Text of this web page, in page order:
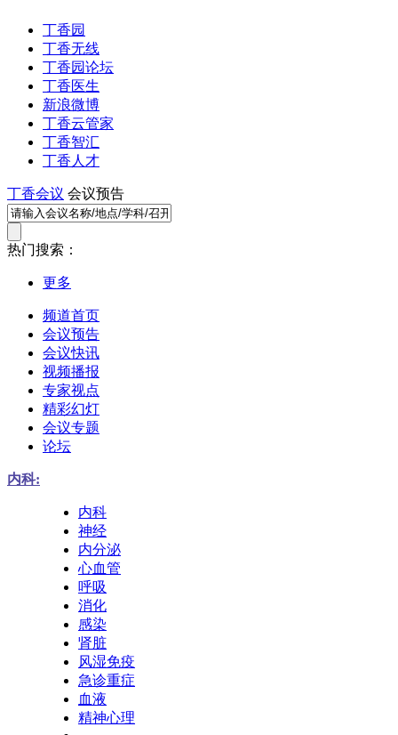
丁香园
丁香无线
丁香园论坛
丁香医生
新浪微博
丁香云管家
丁香智汇
丁香人才
丁香会议 会议预告
热门搜索：
更多
频道首页
会议预告
会议快讯
视频播报
专家视点
精彩幻灯
会议专题
论坛
内科:
内科
神经
内分泌
心血管
呼吸
消化
感染
肾脏
风湿免疫
急诊重症
血液
精神心理